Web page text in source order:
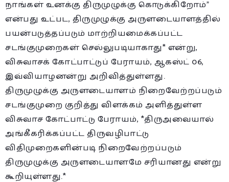
நாங்கள் உனக்கு திருமுழுக்கு கொடுக்கிறோம்”
என்பது உட்பட, திருமுழுக்கு அருளடையாளத்தில்
பயன்படுத்தப்படும் மாற்றியமைக்கப்பட்ட
சடங்குமுறைகள் செல்லுபடியாகாது* என்று,
விசுவாசக் கோட்பாட்டுப் பேராயம், ஆகஸ்ட் 06,
இவ்வியாழனன்று அறிவித்துள்ளது.
திருமுழுக்கு அருளடையாளம் நிறைவேற்றப்படும்
சடங்குமுறை குறித்து விளக்கம் அளித்துள்ள
விசுவாச கோட்பாட்டு பேராயம், *திருஅவையால்
அங்கீகரிக்கப்பட்ட திருவழிபாட்டு
விதிமுறைகளின்படி நிறைவேற்றப்படும்
திருமுழுக்கு அருளடையாளமே சரியானது என்று
கூறியுள்ளது.*